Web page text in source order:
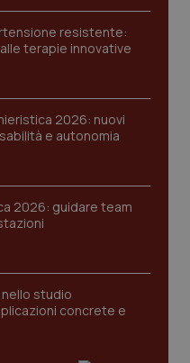
resistente:
terapie innovative
2026: nuovi
e autonomia
2026: guidare team
studio
concrete e
CookieScript